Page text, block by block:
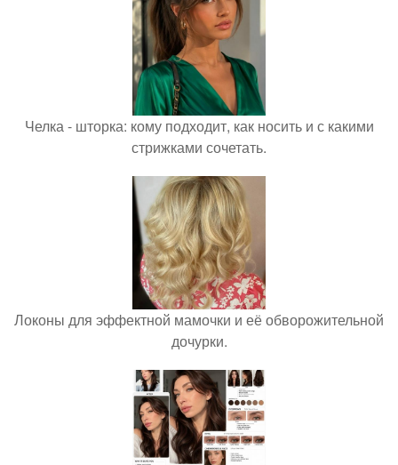
Челка - шторка: кому подходит, как носить и с какими
стрижками сочетать.
Локоны для эффектной мамочки и её обворожительной
дочурки.